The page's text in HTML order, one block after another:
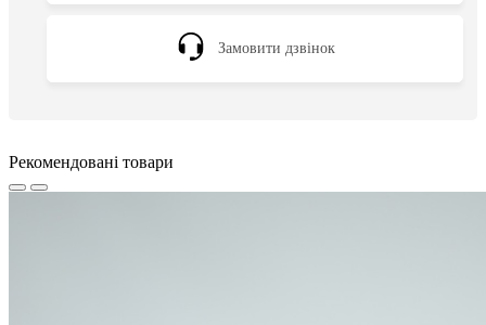
Замовити дзвінок
Рекомендовані товари